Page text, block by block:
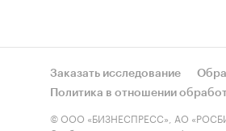
Заказать исследование
Политика в отношении
© ООО «БИЗНЕСПРЕСС», АО